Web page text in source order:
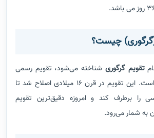
چیست؟
تقویم گرگوری شناخته می‌شود، تقویم رسمی
اکثر کشورهای جهان است. این تقویم در قرن ۱۶ میلادی اصلاح شد تا
را برطرف کند و امروزه دقیق‌ترین تقویم
به شمار می‌رود.